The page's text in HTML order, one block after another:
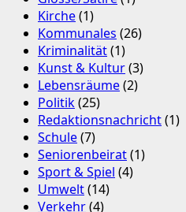
Kirche(1)
Kommunales (26)
Kriminalität(1)
Kunst & Kultur(3)
Lebensräume(2)
Politik(25)
Redaktionsnachricht(1)
Schule(7)
Seniorenbeirat(1)
Sport & Spiel (4)
Umwelt(14)
Verkehr(4)